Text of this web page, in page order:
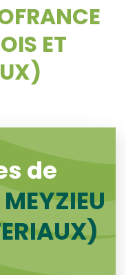
ET
de